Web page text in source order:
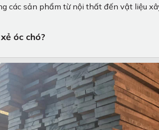
các sản phẩm từ nội thất đến vật liệu
óc chó?